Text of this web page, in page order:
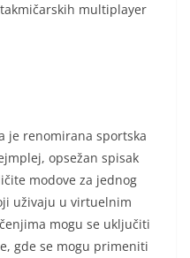
multiplayer
je renomirana sportska
opsežan spisak
modove za jednog
uživaju u virtuelnim
mogu se uključiti
gde se mogu primeniti